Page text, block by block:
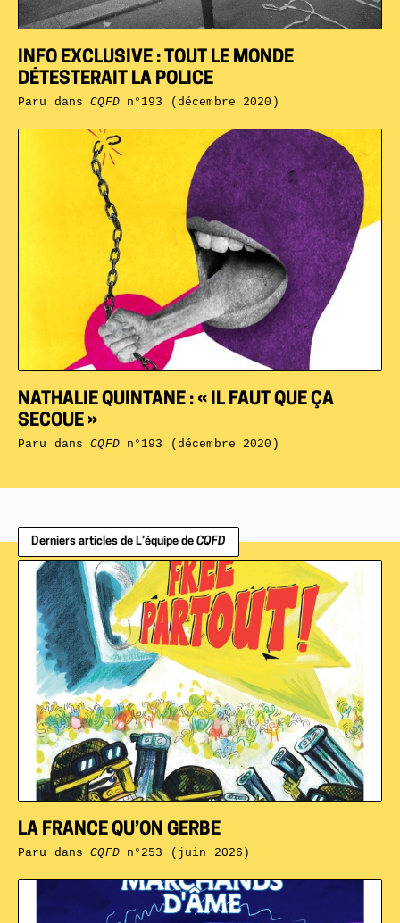
NATHALIE QUINTANE : « IL FAUT QUE ÇA
SECOUE »
Paru dansCQFDn°193 (décembre 2020)
INFO EXCLUSIVE : TOUT LE MONDE
DÉTESTERAIT LA POLICE
Paru dansCQFDn°193 (décembre 2020)
Derniers articles de L’équipe de CQFD
LA FRANCE QU’ON GERBE
Paru dansCQFDn°253 (juin 2026)